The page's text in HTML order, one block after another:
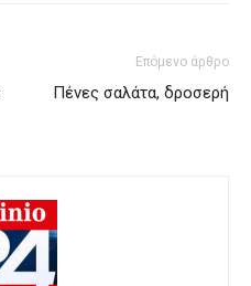
Επόμενο άρθρο
Πένες σαλάτα, δροσερή